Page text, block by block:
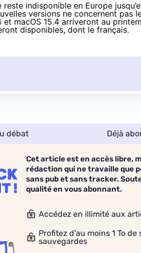
indisponible en Europe
versions ne concernent pas
et macOS 15.4 arriveront au
disponibles, dont le français.
débat Déjà
Cet article est en accès libre,
rédaction qui ne travaille que
sans pub et sans tracker.
qualité en vous abonnant.
Accédez en illimité aux
Profitez d'au moins 1 To
sauvegardes